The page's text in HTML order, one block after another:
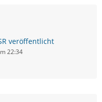
veröffentlicht
22:34